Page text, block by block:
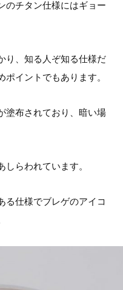
のチタン仕様にはギョー
り、知る人ぞ知る仕様だ
イントでもあります。
塗布されており、暗い場
らわれています。
る仕様でブレゲのアイコ